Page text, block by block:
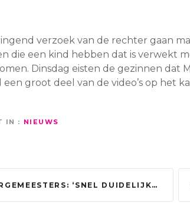
verzoek van de rechter gaan
die een kind hebben dat is verwekt
Dinsdag eisten de gezinnen dat
een groot deel van de video’s op het
IN NIEUWS
‘SNEL DUIDELIJKHEID OVER POLITIE-INZET BIJ NAVO-TOP’